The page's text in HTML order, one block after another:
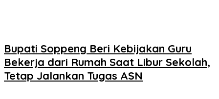
Bupati Soppeng Beri Kebijakan Guru
Bekerja dari Rumah Saat Libur Sekolah,
Tetap Jalankan Tugas ASN